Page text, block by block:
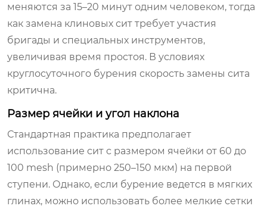
меняются за 15–20 минут одним человеком, тогда
как замена клиновых сит требует участия
бригады и специальных инструментов,
увеличивая время простоя. В условиях
круглосуточного бурения скорость замены сита
критична.
Размер ячейки и угол наклона
Стандартная практика предполагает
использование сит с размером ячейки от 60 до
100 mesh (примерно 250–150 мкм) на первой
ступени. Однако, если бурение ведется в мягких
глинах, можно использовать более мелкие сетки